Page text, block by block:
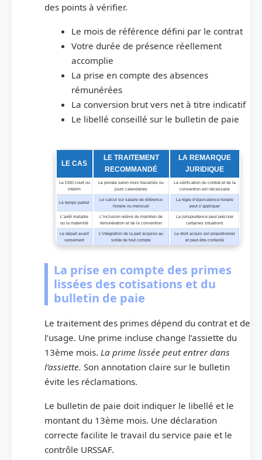
des points à vérifier.
Le mois de référence défini par le contrat
Votre durée de présence réellement
accomplie
La prise en compte des absences
rémunérées
La conversion brut vers net à titre indicatif
Le libellé conseillé sur le bulletin de paie
LE CAS
LE TRAITEMENT
RECOMMANDÉ
LA REMARQUE
JURIDIQUE
Le CDD court ou
intérim
Le prorata selon mois travaillés ou
jours calendaires
La vérification du contrat et de la
convention est nécessaire
Le temps partiel
Le calcul sur salaire de référence
horaire ou mensuel
La règle d’équivalence horaire
peut s’appliquer
L’arrêt maladie
ou la maternité
L’inclusion relève du maintien de
rémunération et de la convention
La jurisprudence peut préciser
certaines situations
Le départ avant
versement
L’intégration de la part acquise au
solde de tout compte
Le droit acquis est proportionnel
et peut être contesté
La prise en compte des primes
lissées des cotisations et du
bulletin de paie
Le traitement des primes dépend du contrat et de
l’usage. Une prime incluse change l’assiette du
13ème mois. La prime lissée peut entrer dans
l’assiette. Son annotation claire sur le bulletin
évite les réclamations.
Le bulletin de paie doit indiquer le libellé et le
montant du 13ème mois. Une déclaration
correcte facilite le travail du service paie et le
contrôle URSSAF.